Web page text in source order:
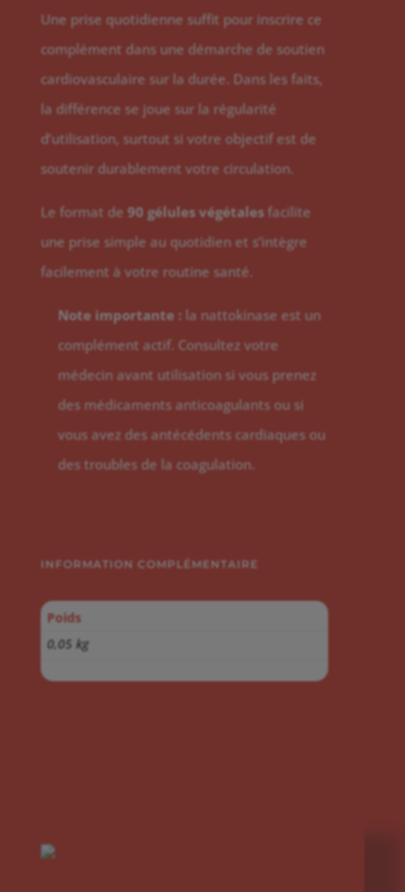
Une prise quotidienne suffit pour inscrire ce
complément dans une démarche de soutien
cardiovasculaire sur la durée. Dans les faits,
la différence se joue sur la régularité
d’utilisation, surtout si votre objectif est de
soutenir durablement votre circulation.
Le format de 90 gélules végétalesfacilite
une prise simple au quotidien et s’intègre
facilement à votre routine santé.
Note importante : la nattokinase est un
complément actif. Consultez votre
médecin avant utilisation si vous prenez
des médicaments anticoagulants ou si
vous avez des antécédents cardiaques ou
des troubles de la coagulation.
INFORMATION COMPLÉMENTAIRE
Poids
0,05 kg